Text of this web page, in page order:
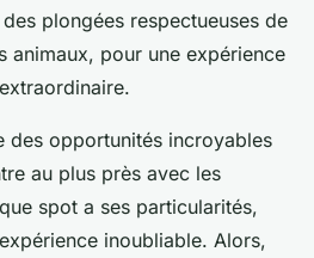
plongées respectueuses de
animaux, pour une expérience
des opportunités incroyables
au plus près avec les
spot a ses particularités,
inoubliable. Alors,